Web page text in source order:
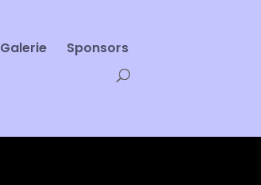
Galerie Sponsors